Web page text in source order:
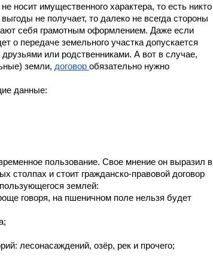
носит имущественного характера, то есть никто
не получает, то далеко не всегда стороны
себя грамотным оформлением. Даже если
о передаче земельного участка допускается
или родственниками. А вот в случае,
земли, договор обязательно нужно
данные:
пользование. Свое мнение он выразил в
столпах и стоит гражданско-правовой договор
землей:
говоря, на пшеничном поле нельзя будет
лесонасаждений, озёр, рек и прочего;